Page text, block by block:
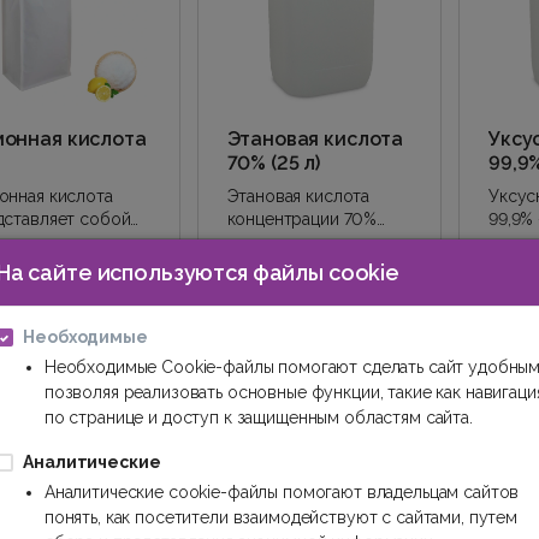
кислота
кислота
собой
кристаллы
цвета.
хорошо
в во..
Купить
Этановая кислота
70% (25 л)
Этановая кислота
концентрации 70%
применяется в
кондитерской и
консервной отраслях
пищевой промышлен..
59.79€
сайте используются файлы cookie
Необходимые
Необходимые Cookie-файлы помогают сделать сайт удобным,
позволяя реализовать основные функции, такие как
по странице и доступ к защищенным областям сайта.
Аналитические
Аналитические cookie-файлы помогают владельцам сайтов
понять, как посетители взаимодействуют с сайтами, путем